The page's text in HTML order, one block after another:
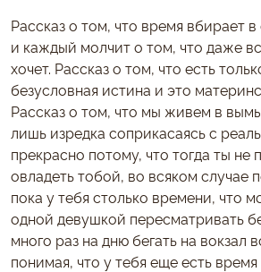
Рассказ о том, что время вбирает
и каждый молчит о том, что даже
хочет. Рассказ о том, что есть
безусловная истина и это
Рассказ о том, что мы живем в
лишь изредка соприкасаясь с
прекрасно потому, что тогда ты не
овладеть тобой, во всяком случае
пока у тебя столько времени, что
одной девушкой пересматривать
много раз на дню бегать на вокзал
понимая, что у тебя еще есть время